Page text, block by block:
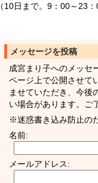
（10日まで。9：00～23：
メッセージを投稿
成宮まり子へのメッセ
ページ上で公開させて
ませていただき、今後
い場合があります。ご
※迷惑書き込み防止の
名前:
メールアドレス: